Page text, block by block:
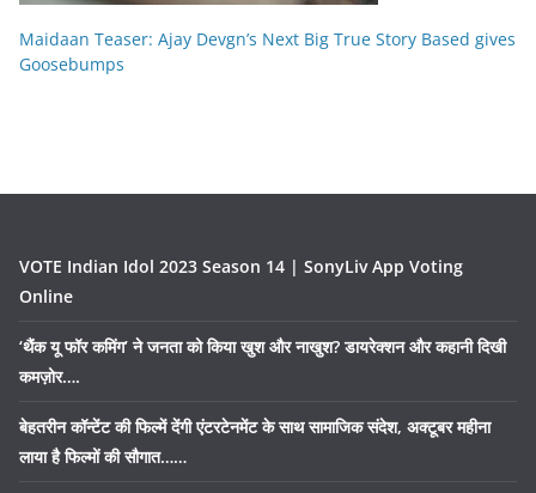
Maidaan Teaser: Ajay Devgn’s Next Big True Story Based gives
Goosebumps
VOTE Indian Idol 2023 Season 14 | SonyLiv App Voting
Online
‘थैंक यू फॉर कमिंग’ ने जनता को किया खुश और नाखुश? डायरेक्शन और कहानी दिखी
कमज़ोर….
बेहतरीन कॉन्टेंट की फिल्में देंगी एंटरटेनमेंट के साथ सामाजिक संदेश, अक्टूबर महीना
लाया है फिल्मों की सौगात……